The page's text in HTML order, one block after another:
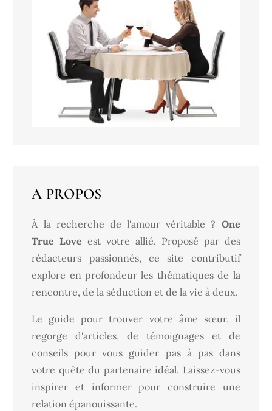
A PROPOS
À la recherche de l'amour véritable ? One
True Love est votre allié. Proposé par des
rédacteurs passionnés, ce site contributif
explore en profondeur les thématiques de la
rencontre, de la séduction et de la vie à deux.
Le guide pour trouver votre âme sœur, il
regorge d'articles, de témoignages et de
conseils pour vous guider pas à pas dans
votre quête du partenaire idéal. Laissez-vous
inspirer et informer pour construire une
relation épanouissante.